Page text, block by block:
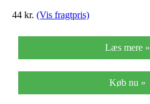
44 kr. (Vis fragtpris)
Læs mere »
Køb nu »